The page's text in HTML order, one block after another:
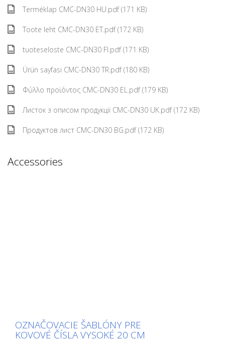
Terméklap CMC-DN30 HU.pdf (171 KB)
Toote leht CMC-DN30 ET.pdf (172 KB)
tuoteseloste CMC-DN30 FI.pdf (171 KB)
Ürün sayfası CMC-DN30 TR.pdf (180 KB)
Φύλλο προϊόντος CMC-DN30 EL.pdf (179 KB)
Листок з описом продукції CMC-DN30 UK.pdf (172 KB)
Продуктов лист CMC-DN30 BG.pdf (172 KB)
Accessories
OZNAČOVACIE ŠABLÓNY PRE
KOVOVÉ ČÍSLA VYSOKÉ 20 CM